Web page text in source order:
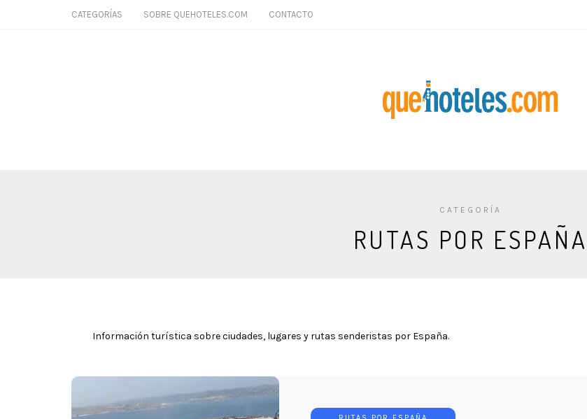
CATEGORÍAS SOBRE QUEHOTELES.COM CONTACTO
CATEGORÍA
RUTAS POR ESPAÑA
Información turística sobre ciudades, lugares y rutas senderistas por España.